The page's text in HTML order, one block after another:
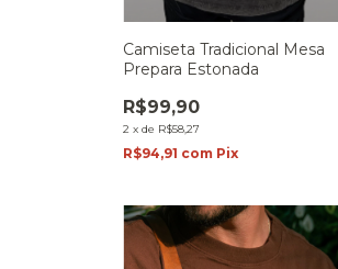
Camiseta Tradicional Mesa
Prepara Estonada
R$99,90
2 xde R$58,27
R$94,91 com Pix